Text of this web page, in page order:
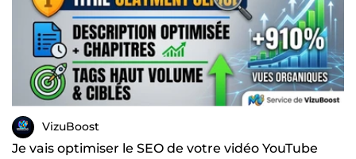
VizuBoost
Je vais optimiser le SEO de votre vidéo YouTube